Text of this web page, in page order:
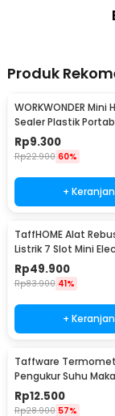
Produk
WORKWONDER Mini
Sealer Plastik
AA - LX2000A
Rp9.300
Rp22.900 60%
+
TaffHOME Alat
Listrik 7 Slot Mini
Cooker 350W - YS-
Rp49.900
Rp83.900 41%
+
Taffware
Pengukur Suhu
Daging Kopi Susu -
Rp12.500
Rp28.900 57%